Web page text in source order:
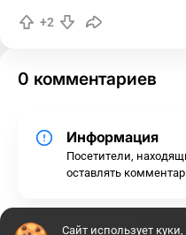
+2
0 комментариев
Информация
Посетители,
оставлять
Сайт использует куки,